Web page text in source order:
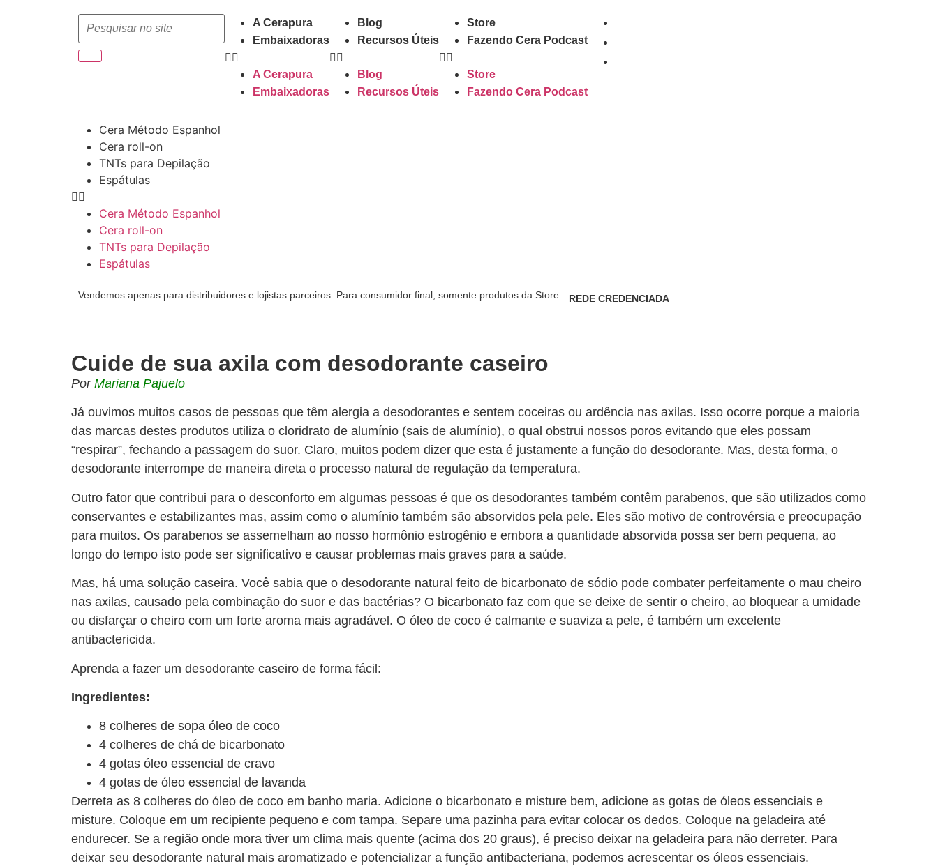
A Cerapura
Embaixadoras
A Cerapura
Embaixadoras
Blog
Recursos Úteis
Blog
Recursos Úteis
Store
Fazendo Cera Podcast
Store
Fazendo Cera Podcast
Cera Método Espanhol
Cera roll-on
TNTs para Depilação
Espátulas
Cera Método Espanhol
Cera roll-on
TNTs para Depilação
Espátulas
Vendemos apenas para distribuidores e lojistas parceiros. Para consumidor final, somente produtos da Store. REDE CREDENCIADA
Cuide de sua axila com desodorante caseiro
Por Mariana Pajuelo
Já ouvimos muitos casos de pessoas que têm alergia a desodorantes e sentem coceiras ou ardência nas axilas. Isso ocorre porque a maioria
das marcas destes produtos utiliza o cloridrato de alumínio (sais de alumínio), o qual obstrui nossos poros evitando que eles possam
“respirar”, fechando a passagem do suor. Claro, muitos podem dizer que esta é justamente a função do desodorante. Mas, desta forma, o
desodorante interrompe de maneira direta o processo natural de regulação da temperatura.
Outro fator que contribui para o desconforto em algumas pessoas é que os desodorantes também contêm parabenos, que são utilizados como
conservantes e estabilizantes mas, assim como o alumínio também são absorvidos pela pele. Eles são motivo de controvérsia e preocupação
para muitos. Os parabenos se assemelham ao nosso hormônio estrogênio e embora a quantidade absorvida possa ser bem pequena, ao
longo do tempo isto pode ser significativo e causar problemas mais graves para a saúde.
Mas, há uma solução caseira. Você sabia que o desodorante natural feito de bicarbonato de sódio pode combater perfeitamente o mau cheiro
nas axilas, causado pela combinação do suor e das bactérias? O bicarbonato faz com que se deixe de sentir o cheiro, ao bloquear a umidade
ou disfarçar o cheiro com um forte aroma mais agradável. O óleo de coco é calmante e suaviza a pele, é também um excelente
antibactericida.
Aprenda a fazer um desodorante caseiro de forma fácil:
Ingredientes:
8 colheres de sopa óleo de coco
4 colheres de chá de bicarbonato
4 gotas óleo essencial de cravo
4 gotas de óleo essencial de lavanda
Derreta as 8 colheres do óleo de coco em banho maria. Adicione o bicarbonato e misture bem, adicione as gotas de óleos essenciais e
misture. Coloque em um recipiente pequeno e com tampa. Separe uma pazinha para evitar colocar os dedos. Coloque na geladeira até
endurecer. Se a região onde mora tiver um clima mais quente (acima dos 20 graus), é preciso deixar na geladeira para não derreter. Para
deixar seu desodorante natural mais aromatizado e potencializar a função antibacteriana, podemos acrescentar os óleos essenciais.